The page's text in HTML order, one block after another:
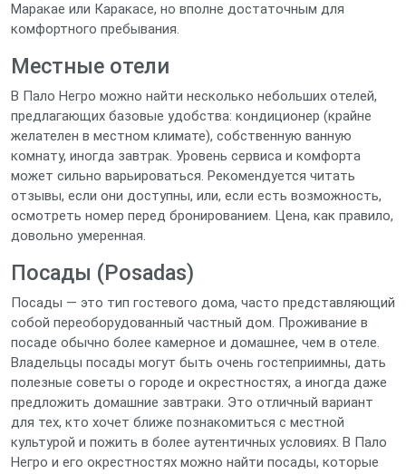
Маракае или Каракасе, но вполне достаточным для
комфортного пребывания.
Местные отели
В Пало Негро можно найти несколько небольших отелей,
предлагающих базовые удобства: кондиционер (крайне
желателен в местном климате), собственную ванную
комнату, иногда завтрак. Уровень сервиса и комфорта
может сильно варьироваться. Рекомендуется читать
отзывы, если они доступны, или, если есть возможность,
осмотреть номер перед бронированием. Цена, как правило,
довольно умеренная.
Посады (Posadas)
Посады — это тип гостевого дома, часто представляющий
собой переоборудованный частный дом. Проживание в
посаде обычно более камерное и домашнее, чем в отеле.
Владельцы посады могут быть очень гостеприимны, дать
полезные советы о городе и окрестностях, а иногда даже
предложить домашние завтраки. Это отличный вариант
для тех, кто хочет ближе познакомиться с местной
культурой и пожить в более аутентичных условиях. В Пало
Негро и его окрестностях можно найти посады, которые